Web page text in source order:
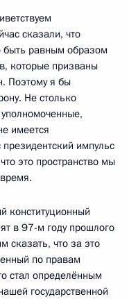
сказали, что
быть равным образом
которые призваны
Поэтому я бы
Не столько
имеется
импульс
это пространство мы
конституционный
в 97-м году прошлого
сказать, что за это
по правам
стал определённым
государственной